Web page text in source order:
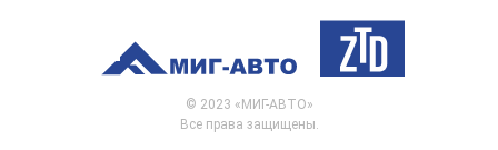
© 2023 «МИГ-АВТО»
Все права защищены.